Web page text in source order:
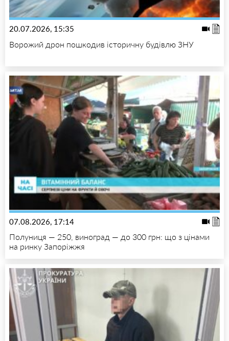
20.07.2026, 15:35
Ворожий дрон пошкодив історичну будівлю ЗНУ
07.08.2026, 17:14
Полуниця — 250, виноград — до 300 грн: що з цінами
на ринку Запоріжжя